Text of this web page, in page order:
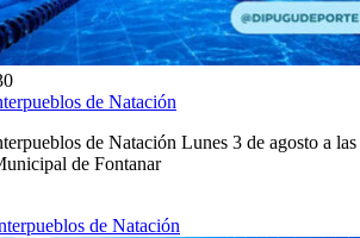
de Natación
de Natación Lunes 3 de agosto a las
de Fontanar
de Natación